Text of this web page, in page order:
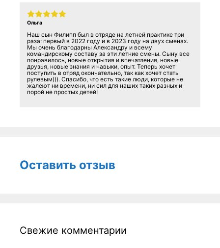
Ольга
Наш сын Филипп был в отряде на летней практике три
раза: первый в 2022 году и в 2023 году на двух сменах.
Мы очень благодарны Александру и всему
командирскому составу за эти летние смены. Сыну все
понравилось, новые открытия и впечатления, новые
друзья, новые знания и навыки, опыт. Теперь хочет
поступить в отряд окончательно, так как хочет стать
рулевым))). Спасибо, что есть такие люди, которые не
жалеют ни времени, ни сил для наших таких разных и
порой не простых детей!
Оставить отзыв
Свежие комментарии